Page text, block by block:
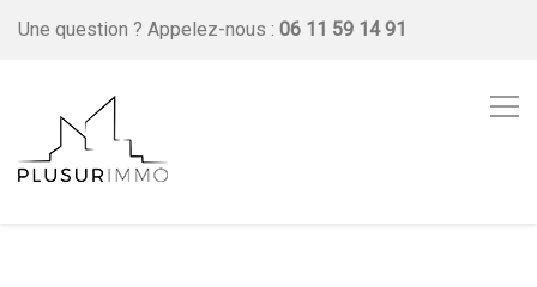
Une question ? Appelez-nous : 06 11 59 14 91